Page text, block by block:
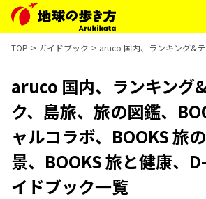
TOP ガイドブック aruco 国内、ランキング&
aruco 国内、ランキング
ク、島旅、旅の図鑑、
ャルコラボ、BOOKS 旅
景、BOOKS 旅と健康、
イドブック一覧